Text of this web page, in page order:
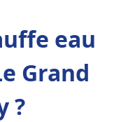
eau
Grand
?